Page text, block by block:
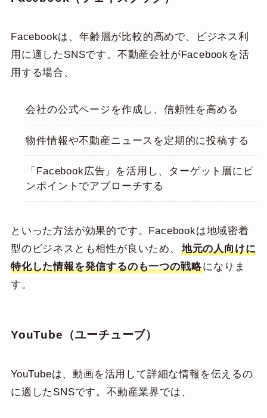
Facebookは、年齢層が比較的高めで、ビジネス利
用に適したSNSです。不動産会社がFacebookを活
用する場合、
会社の公式ページを作成し、信頼性を高める
物件情報や不動産ニュースを定期的に投稿する
「Facebook広告」を活用し、ターゲット層にピ
ンポイントでアプローチする
といった方法が効果的です。Facebookは地域密着
型のビジネスとも相性が良いため、
地元の人向けに
特化した情報を発信するのも一つの戦略になりま
す。
YouTube（ユーチューブ）
YouTubeは、動画を活用して詳細な情報を伝えるの
に適したSNSです。不動産業界では、